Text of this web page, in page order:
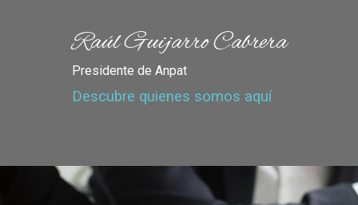
Raúl Guijarro Cabrera
Presidente de Anpat
Descubre quienes somos aquí